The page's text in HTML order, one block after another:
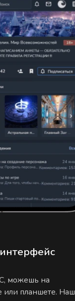
можешь на
или планшете. Наш